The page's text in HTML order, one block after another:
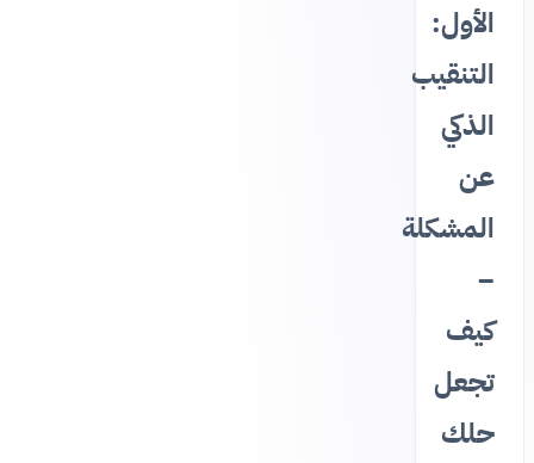
الأول:
التنقيب
الذكي
عن
المشكلة
–
كيف
تجعل
حلك